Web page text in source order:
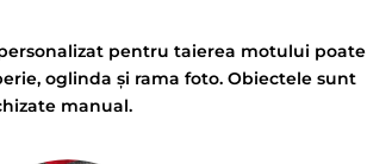
pentru taierea motului poate
oglinda și rama foto. Obiectele sunt
manual.